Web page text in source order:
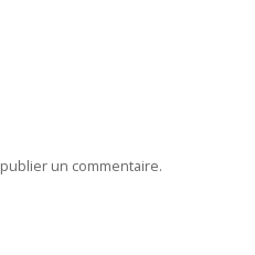
un commentaire.